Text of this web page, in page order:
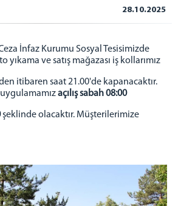
28.10.2025
İnfaz Kurumu Sosyal Tesisimizde
yıkama ve satış mağazası iş kollarımız
itibaren saat 21.00'de kapanacaktır.
açılış sabah 08:00
şeklinde olacaktır. Müşterilerimize